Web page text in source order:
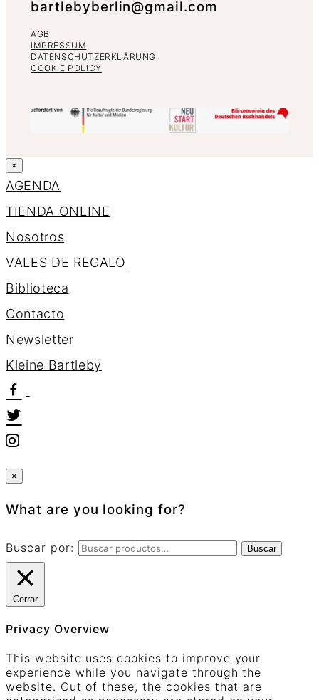
bartlebyberlin@gmail.com
AGB
IMPRESSUM
DATENSCHUTZERKLÄRUNG
COOKIE POLICY
×
AGENDA
TIENDA ONLINE
Nosotros
VALES DE REGALO
Biblioteca
Contacto
Newsletter
Kleine Bartleby
×
What are you looking for?
Buscar por: Buscar
Cerrar
Privacy Overview
This website uses cookies to improve your
experience while you navigate through the
website. Out of these, the cookies that are